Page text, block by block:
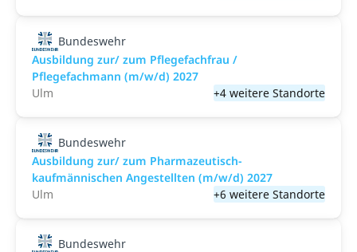
Bundeswehr
Ausbildung zur/ zum Pflegefachfrau /
Pflegefachmann (m/w/d) 2027
Ulm
+4 weitere Standorte
Bundeswehr
Ausbildung zur/ zum Pharmazeutisch-
kaufmännischen Angestellten (m/w/d) 2027
Ulm
+6 weitere Standorte
Bundeswehr